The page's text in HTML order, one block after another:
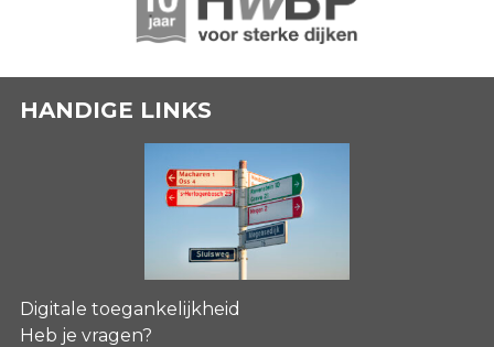
HANDIGE LINKS
Digitale toegankelijkheid
Heb je vragen?